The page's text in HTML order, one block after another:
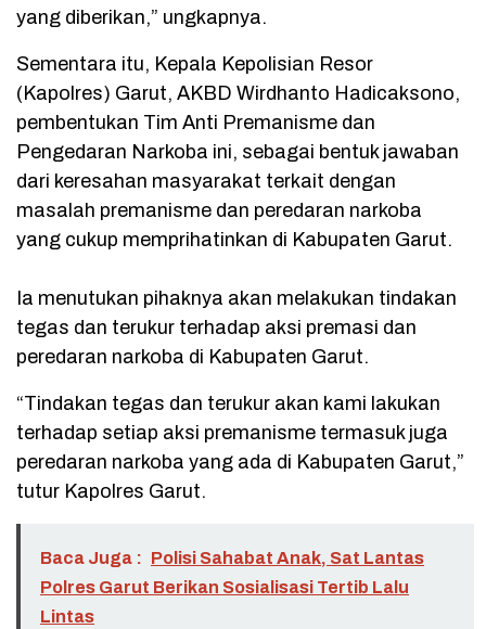
yang diberikan,” ungkapnya.
Sementara itu, Kepala Kepolisian Resor
(Kapolres) Garut, AKBD Wirdhanto Hadicaksono,
pembentukan Tim Anti Premanisme dan
Pengedaran Narkoba ini, sebagai bentuk jawaban
dari keresahan masyarakat terkait dengan
masalah premanisme dan peredaran narkoba
yang cukup memprihatinkan di Kabupaten Garut.
Ia menutukan pihaknya akan melakukan tindakan
tegas dan terukur terhadap aksi premasi dan
peredaran narkoba di Kabupaten Garut.
“Tindakan tegas dan terukur akan kami lakukan
terhadap setiap aksi premanisme termasuk juga
peredaran narkoba yang ada di Kabupaten Garut,”
tutur Kapolres Garut.
Baca Juga : Polisi Sahabat Anak, Sat Lantas
Polres Garut Berikan Sosialisasi Tertib Lalu
Lintas